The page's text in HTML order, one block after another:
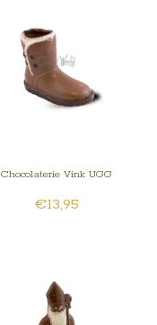
Chocolaterie Vink UGG
€13,95